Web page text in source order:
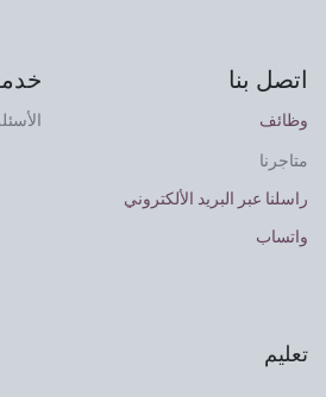
اتصل بنا
وظائف
متاجرنا
راسلنا عبر البريد الألكتروني
واتساب
تعليم